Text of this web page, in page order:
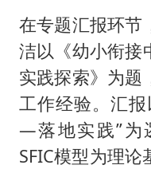
在专题汇报环节
洁以《幼小衔接
实践探索》为题
工作经验。汇
—落地实践”为
SFIC模型为理